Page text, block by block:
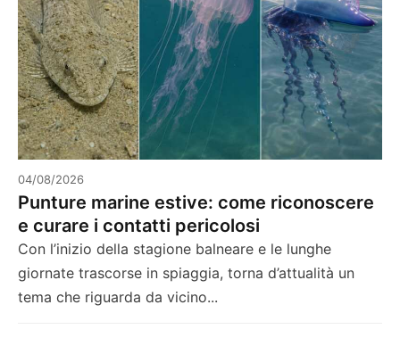
04/08/2026
Punture marine estive: come riconoscere
e curare i contatti pericolosi
Con l’inizio della stagione balneare e le lunghe
giornate trascorse in spiaggia, torna d’attualità un
tema che riguarda da vicino...